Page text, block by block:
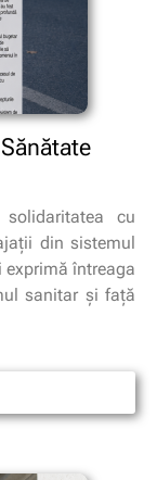
cu
din sistemul
exprimă întreaga
sanitar și față